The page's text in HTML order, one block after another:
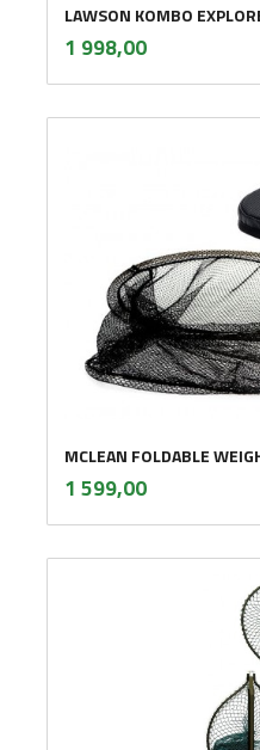
LAWSON KOMBO
Pris
1 998,00mva.
MCLEAN FOLDABLE
Pris
1 599,00mva.